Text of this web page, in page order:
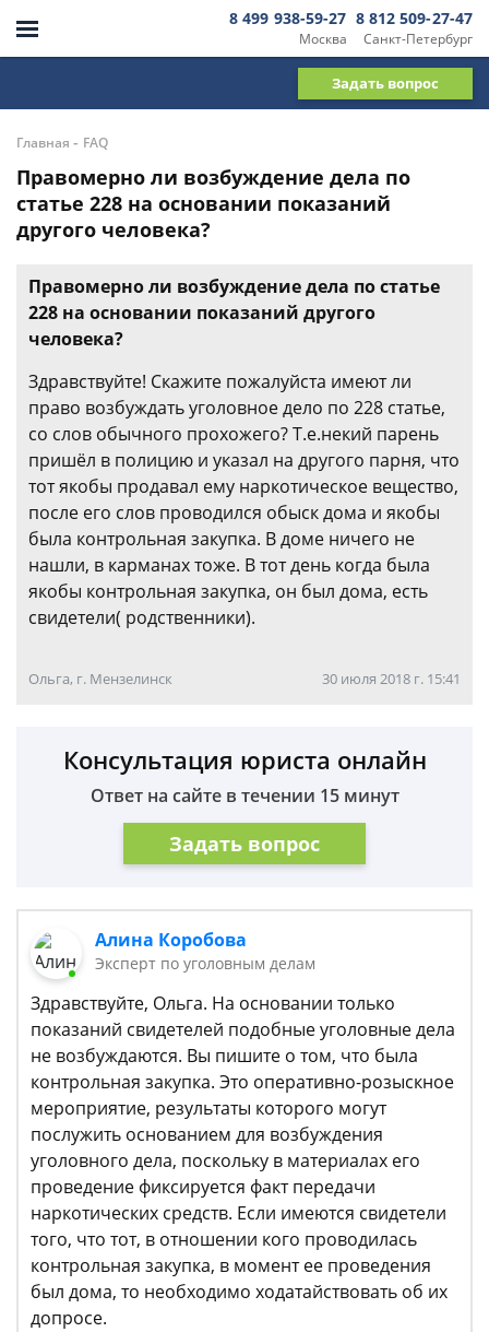
Москва
8 499 938-59-27
Санкт-Петербург
8 812 509-27-47
Задать вопрос
Главная - FAQ
Правомерно ли возбуждение дела по
статье 228 на основании показаний
другого человека?
Правомерно ли возбуждение дела по статье
228 на основании показаний другого
человека?
Здравствуйте! Скажите пожалуйста имеют ли
право возбуждать уголовное дело по 228 статье,
со слов обычного прохожего? Т.е.некий парень
пришёл в полицию и указал на другого парня, что
тот якобы продавал ему наркотическое вещество,
после его слов проводился обыск дома и якобы
была контрольная закупка. В доме ничего не
нашли, в карманах тоже. В тот день когда была
якобы контрольная закупка, он был дома, есть
свидетели( родственники).
Ольга, г. Мензелинск 30 июля 2018 г. 15:41
Консультация юриста онлайн
Ответ на сайте в течении 15 минут
Задать вопрос
Алина Коробова
Эксперт по уголовным делам
Здравствуйте, Ольга. На основании только
показаний свидетелей подобные уголовные дела
не возбуждаются. Вы пишите о том, что была
контрольная закупка. Это оперативно-розыскное
мероприятие, результаты которого могут
послужить основанием для возбуждения
уголовного дела, поскольку в материалах его
проведение фиксируется факт передачи
наркотических средств. Если имеются свидетели
того, что тот, в отношении кого проводилась
контрольная закупка, в момент ее проведения
был дома, то необходимо ходатайствовать об их
допросе.